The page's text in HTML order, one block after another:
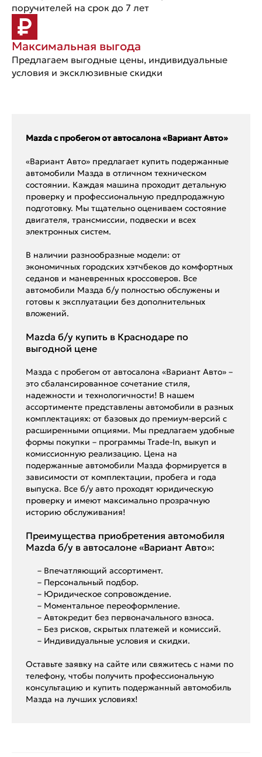
поручителей на срок до 7 лет
Максимальная выгода
Предлагаем выгодные цены, индивидуальные
условия и эксклюзивные скидки
Mazda с пробегом от автосалона «Вариант Авто»
«Вариант Авто» предлагает купить подержанные
автомобили Мазда в отличном техническом
состоянии. Каждая машина проходит детальную
проверку и профессиональную предпродажную
подготовку. Мы тщательно оцениваем состояние
двигателя, трансмиссии, подвески и всех
электронных систем.
В наличии разнообразные модели: от
экономичных городских хэтчбеков до комфортных
седанов и маневренных кроссоверов. Все
автомобили Мазда б/у полностью обслужены и
готовы к эксплуатации без дополнительных
вложений.
Mazda б/у купить в Краснодаре по
выгодной цене
Мазда с пробегом от автосалона «Вариант Авто» –
это сбалансированное сочетание стиля,
надежности и технологичности! В нашем
ассортименте представлены автомобили в разных
комплектациях: от базовых до премиум-версий с
расширенными опциями. Мы предлагаем удобные
формы покупки – программы Trade-In, выкуп и
комиссионную реализацию. Цена на
подержанные автомобили Мазда формируется в
зависимости от комплектации, пробега и года
выпуска. Все б/у авто проходят юридическую
проверку и имеют максимально прозрачную
историю обслуживания!
Преимущества приобретения автомобиля
Mazda б/у в автосалоне «Вариант Авто»:
– Впечатляющий ассортимент.
– Персональный подбор.
– Юридическое сопровождение.
– Моментальное переоформление.
– Автокредит без первоначального взноса.
– Без рисков, скрытых платежей и комиссий.
– Индивидуальные условия и скидки.
Оставьте заявку на сайте или свяжитесь с нами по
телефону, чтобы получить профессиональную
консультацию и купить подержанный автомобиль
Мазда на лучших условиях!